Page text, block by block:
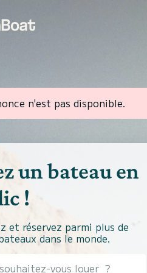
n'est pas disponible.
un bateau en
!
et réservez parmi plus de
dans le monde.